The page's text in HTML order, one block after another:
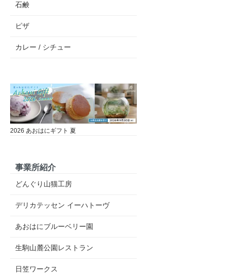
石鹸
ピザ
カレー / シチュー
2026 あおはにギフト 夏
事業所紹介
どんぐり山猫工房
デリカテッセン イーハトーヴ
あおはにブルーベリー園
生駒山麓公園レストラン
日笠ワークス